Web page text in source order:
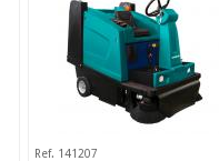
Ref. 141207